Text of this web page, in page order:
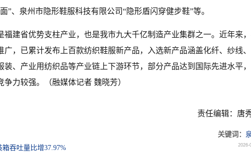
”、泉州市隐形鞋服科技有限公司“隐形盾闪穿健步鞋”等。
福建省优势支柱产业，也是我市九大千亿制造产业集群之一。近年来
广，已累计发布上百款纺织鞋服新产品，入选新产品涵盖化纤、纱线
装、产业用纺织品等产业链上下游环节，部分产品达到国际先进水平
力较强。（融媒体记者 魏晓芳）
责任编辑：唐
关键词：
箱吞吐量比增37.97%
2026-